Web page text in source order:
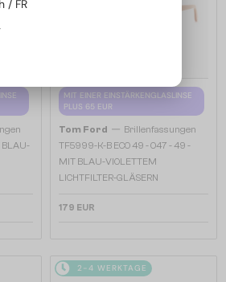
BLAU-
MIT EINER EINSTÄRKENGLASLINSE
PLUS 65 EUR
Tom Ford — Brillenfassungen
TF5999-K-B ECO 49 - 047 - 49 -
MIT BLAU-VIOLETTEM
LICHTFILTER-GLÄSERN
179 EUR
2-4 WERKTAGE
/ FR